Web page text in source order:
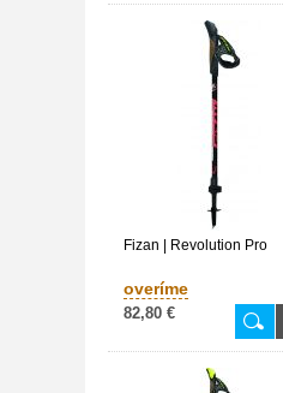
Fizan | Revolution Pro
overíme
82,80 €